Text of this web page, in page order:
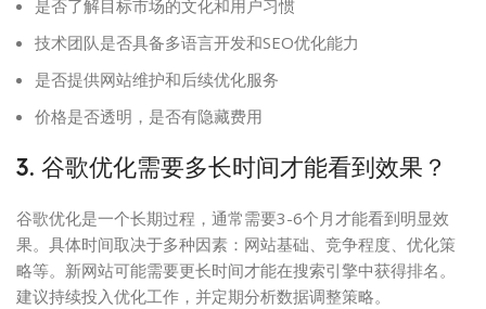
是否了解目标市场的文化和用户习惯
技术团队是否具备多语言开发和SEO优化能力
是否提供网站维护和后续优化服务
价格是否透明，是否有隐藏费用
3. 谷歌优化需要多长时间才能看到效果？
谷歌优化是一个长期过程，通常需要3-6个月才能看到明显效
果。具体时间取决于多种因素：网站基础、竞争程度、优化策
略等。新网站可能需要更长时间才能在搜索引擎中获得排名。
建议持续投入优化工作，并定期分析数据调整策略。